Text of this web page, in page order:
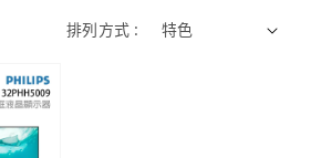
排列方式 :